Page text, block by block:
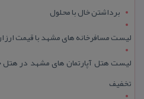
برداشتن خال با محلول
لیست مسافرخانه های مشهد با قیمت ارزان +
تخفیف